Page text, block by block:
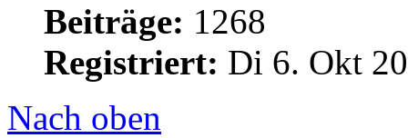
Beiträge: 1268
Registriert: Di 6. Okt
Nach oben